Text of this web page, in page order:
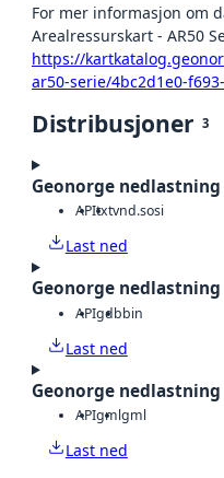
For mer informasjon om
Arealressurskart - AR50
https://
ar50-serie/4bc2d1e0-
Distribusjoner 3
Geonorge nedlastning
APItxtvnd.sosi
Last ned
Geonorge nedlastning
APIgdbbin
Last ned
Geonorge nedlastning
APIgmlgml
Last ned